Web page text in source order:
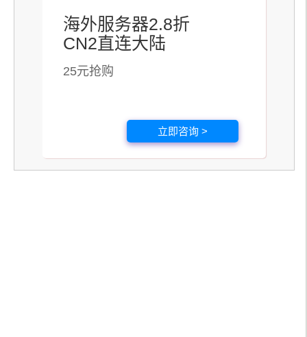
海外服务器2.8折
CN2直连大陆
25元抢购
立即咨询 >